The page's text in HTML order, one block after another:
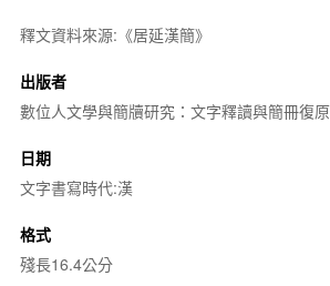
釋文資料來源:《居延漢簡》
出版者
數位人文學與簡牘研究：文字釋讀與簡冊復原
日期
文字書寫時代:漢
格式
殘長16.4公分